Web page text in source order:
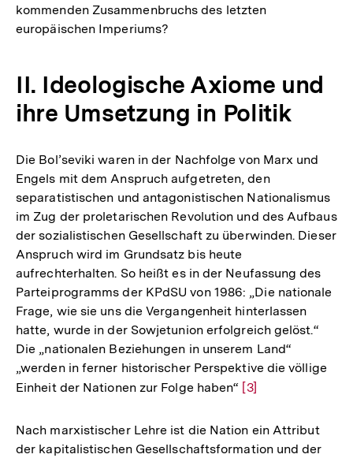
kommenden Zusammenbruchs des letzten
europäischen Imperiums?
II. Ideologische Axiome und
ihre Umsetzung in Politik
Die Bol’seviki waren in der Nachfolge von Marx und
Engels mit dem Anspruch aufgetreten, den
separatistischen und antagonistischen Nationalismus
im Zug der proletarischen Revolution und des Aufbaus
der sozialistischen Gesellschaft zu überwinden. Dieser
Anspruch wird im Grundsatz bis heute
aufrechterhalten. So heißt es in der Neufassung des
Parteiprogramms der KPdSU von 1986: „Die nationale
Frage, wie sie uns die Vergangenheit hinterlassen
hatte, wurde in der Sowjetunion erfolgreich gelöst.“
Die „nationalen Beziehungen in unserem Land“
„werden in ferner historischer Perspektive die völlige
Einheit der Nationen zur Folge haben“ Zur
der
Fußnote
[3]
Nach marxistischer Lehre ist die Nation ein Attribut
der kapitalistischen Gesellschaftsformation und der